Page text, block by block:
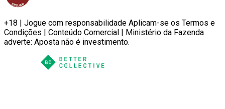
+18 | Jogue com responsabilidade Aplicam-se os Termos e
Condições | Conteúdo Comercial | Ministério da Fazenda
adverte: Aposta não é investimento.